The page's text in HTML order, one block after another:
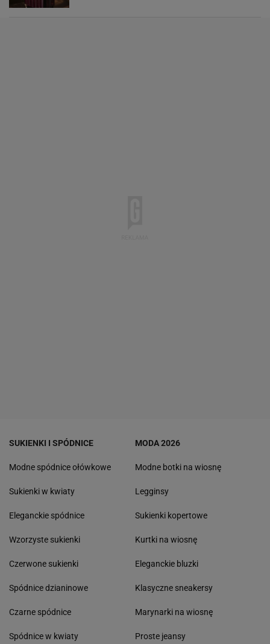
SUKIENKI I SPÓDNICE
Modne spódnice ołówkowe
Sukienki w kwiaty
Eleganckie spódnice
Wzorzyste sukienki
Czerwone sukienki
Spódnice dzianinowe
Czarne spódnice
Spódnice w kwiaty
MODA 2026
Modne botki na wiosnę
Legginsy
Sukienki kopertowe
Kurtki na wiosnę
Eleganckie bluzki
Klasyczne sneakersy
Marynarki na wiosnę
Proste jeansy